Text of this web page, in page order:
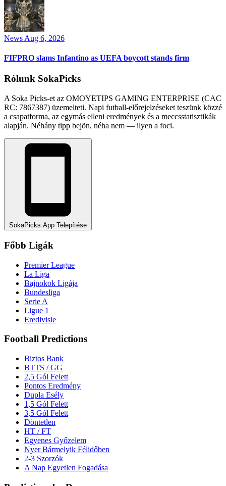
News Aug 6, 2026
FIFPRO slams Infantino as UEFA boycott stands firm
Rólunk SokaPicks
A Soka Picks-et az OMOYETIPS GAMING ENTERPRISE (CAC
RC: 7867387) üzemelteti. Napi futball-előrejelzéseket teszünk közzé
a csapatforma, az egymás elleni eredmények és a meccsstatisztikák
alapján. Néhány tipp bejön, néha nem — ilyen a foci.
SokaPicks App Telepítése
Főbb Ligák
Premier League
La Liga
Bajnokok Ligája
Bundesliga
Serie A
Ligue 1
Eredivisie
Football Predictions
Biztos Bank
BTTS / GG
2,5 Gól Felett
Pontos Eredmény
Dupla Esély
1,5 Gól Felett
3,5 Gól Felett
Döntetlen
HT / FT
Egyenes Győzelem
Nyer Bármelyik Félidőben
2-3 Szorzók
A Nap Egyetlen Fogadása